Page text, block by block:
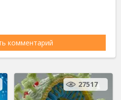
27517